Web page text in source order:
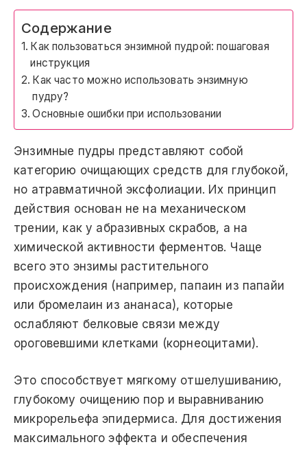
Содержание
Как пользоваться энзимной пудрой: пошаговая
инструкция
Как часто можно использовать энзимную
пудру?
Основные ошибки при использовании
Энзимные пудры представляют собой
категорию очищающих средств для глубокой,
но атравматичной эксфолиации. Их принцип
действия основан не на механическом
трении, как у абразивных скрабов, а на
химической активности ферментов. Чаще
всего это энзимы растительного
происхождения (например, папаин из папайи
или бромелаин из ананаса), которые
ослабляют белковые связи между
ороговевшими клетками (корнеоцитами).
Это способствует мягкому отшелушиванию,
глубокому очищению пор и выравниванию
микрорельефа эпидермиса. Для достижения
максимального эффекта и обеспечения